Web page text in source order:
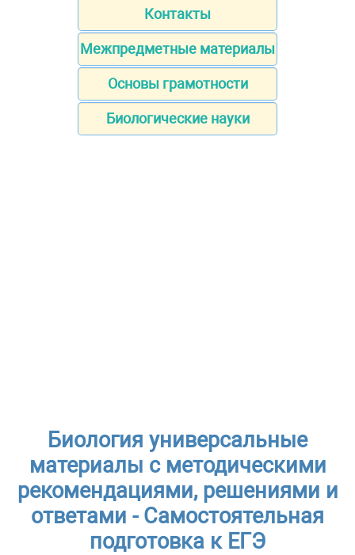
Контакты
Межпредметные материалы
Основы грамотности
Биологические науки
Биология универсальные
материалы с методическими
рекомендациями, решениями и
ответами - Самостоятельная
подготовка к ЕГЭ